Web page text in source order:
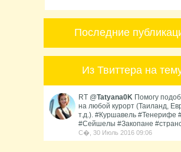
Последние
Из Твиттера на
RT @Tatyana0K Помогу
на любой курорт (Таиланд,
т.д.). #Куршавель #Тенерифе
#Сейшелы #Закопане
С�, 30 Июль 2016 09:06